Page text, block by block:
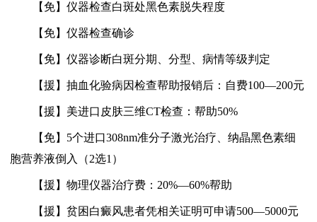
【免】仪器检查白斑处黑色素脱失程度
【免】仪器检查确诊
【免】仪器诊断白斑分期、分型、病情等级判定
【援】抽血化验病因检查帮助报销后：自费100—200元
【援】美进口皮肤三维CT检查：帮助50%
【免】5个进口308nm准分子激光治疗、纳晶黑色素细
胞营养液倒入（2选1）
【援】物理仪器治疗费：20%—60%帮助
【援】贫困白癜风患者凭相关证明可申请500—5000元